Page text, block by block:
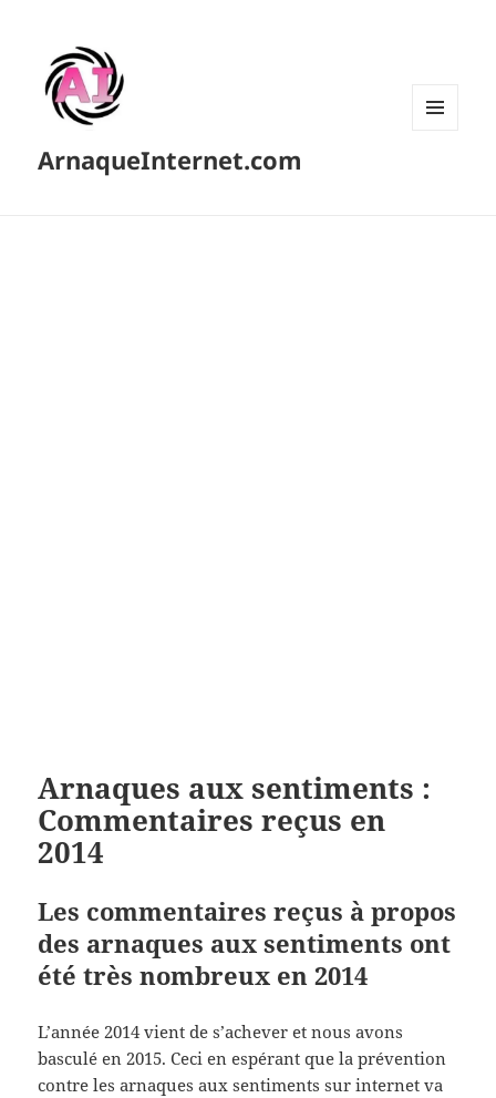
ArnaqueInternet.com
Arnaques aux sentiments :
Commentaires reçus en
2014
Les commentaires reçus à propos
des arnaques aux sentiments ont
été très nombreux en 2014
L’année 2014 vient de s’achever et nous avons
basculé en 2015. Ceci en espérant que la prévention
contre les arnaques aux sentiments sur internet va